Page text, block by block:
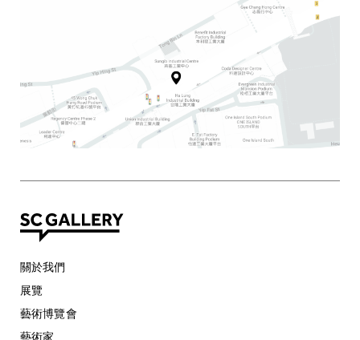
關於我們
展覽
藝術博覽會
藝術家